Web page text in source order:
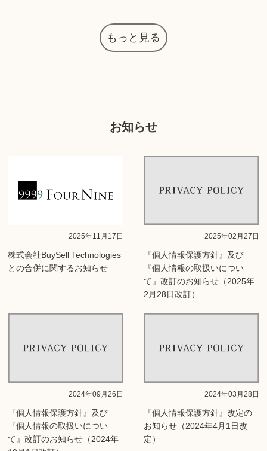
もっと見る
お知らせ
2025年11月17日
株式会社BuySell Technologies
との合併に関するお知らせ
2025年02月27日
『個人情報保護方針』及び
『個人情報の取扱いについ
て』改訂のお知らせ（2025年
2月28日改訂）
2024年09月26日
『個人情報保護方針』及び
『個人情報の取扱いについ
て』改訂のお知らせ（2024年
2024年03月28日
『個人情報保護方針』改定の
お知らせ（2024年4月1日改
定）